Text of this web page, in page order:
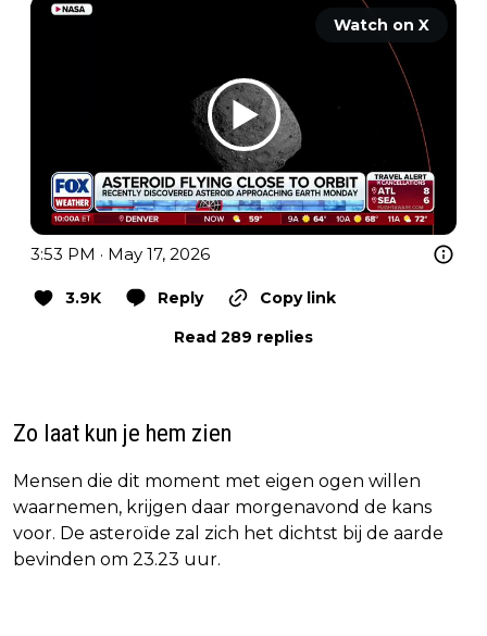
Watch on X
3:53 PM · May 17, 2026
3.9K Reply
Copy link
Read 289 replies
Zo laat kun je hem zien
Mensen die dit moment met eigen ogen willen
waarnemen, krijgen daar morgenavond de kans
voor. De asteroïde zal zich het dichtst bij de aarde
bevinden om 23.23 uur.